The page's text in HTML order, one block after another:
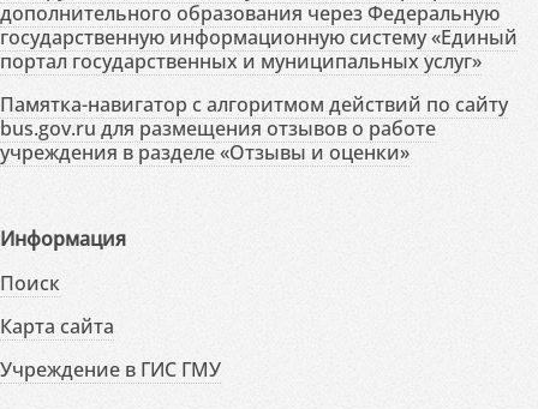
дополнительного образования через Федеральную
государственную информационную систему «Единый
портал государственных и муниципальных услуг»
Памятка-навигатор с алгоритмом действий по сайту
bus.gov.ru для размещения отзывов о работе
учреждения в разделе «Отзывы и оценки»
Информация
Поиск
Карта сайта
Учреждение в ГИС ГМУ